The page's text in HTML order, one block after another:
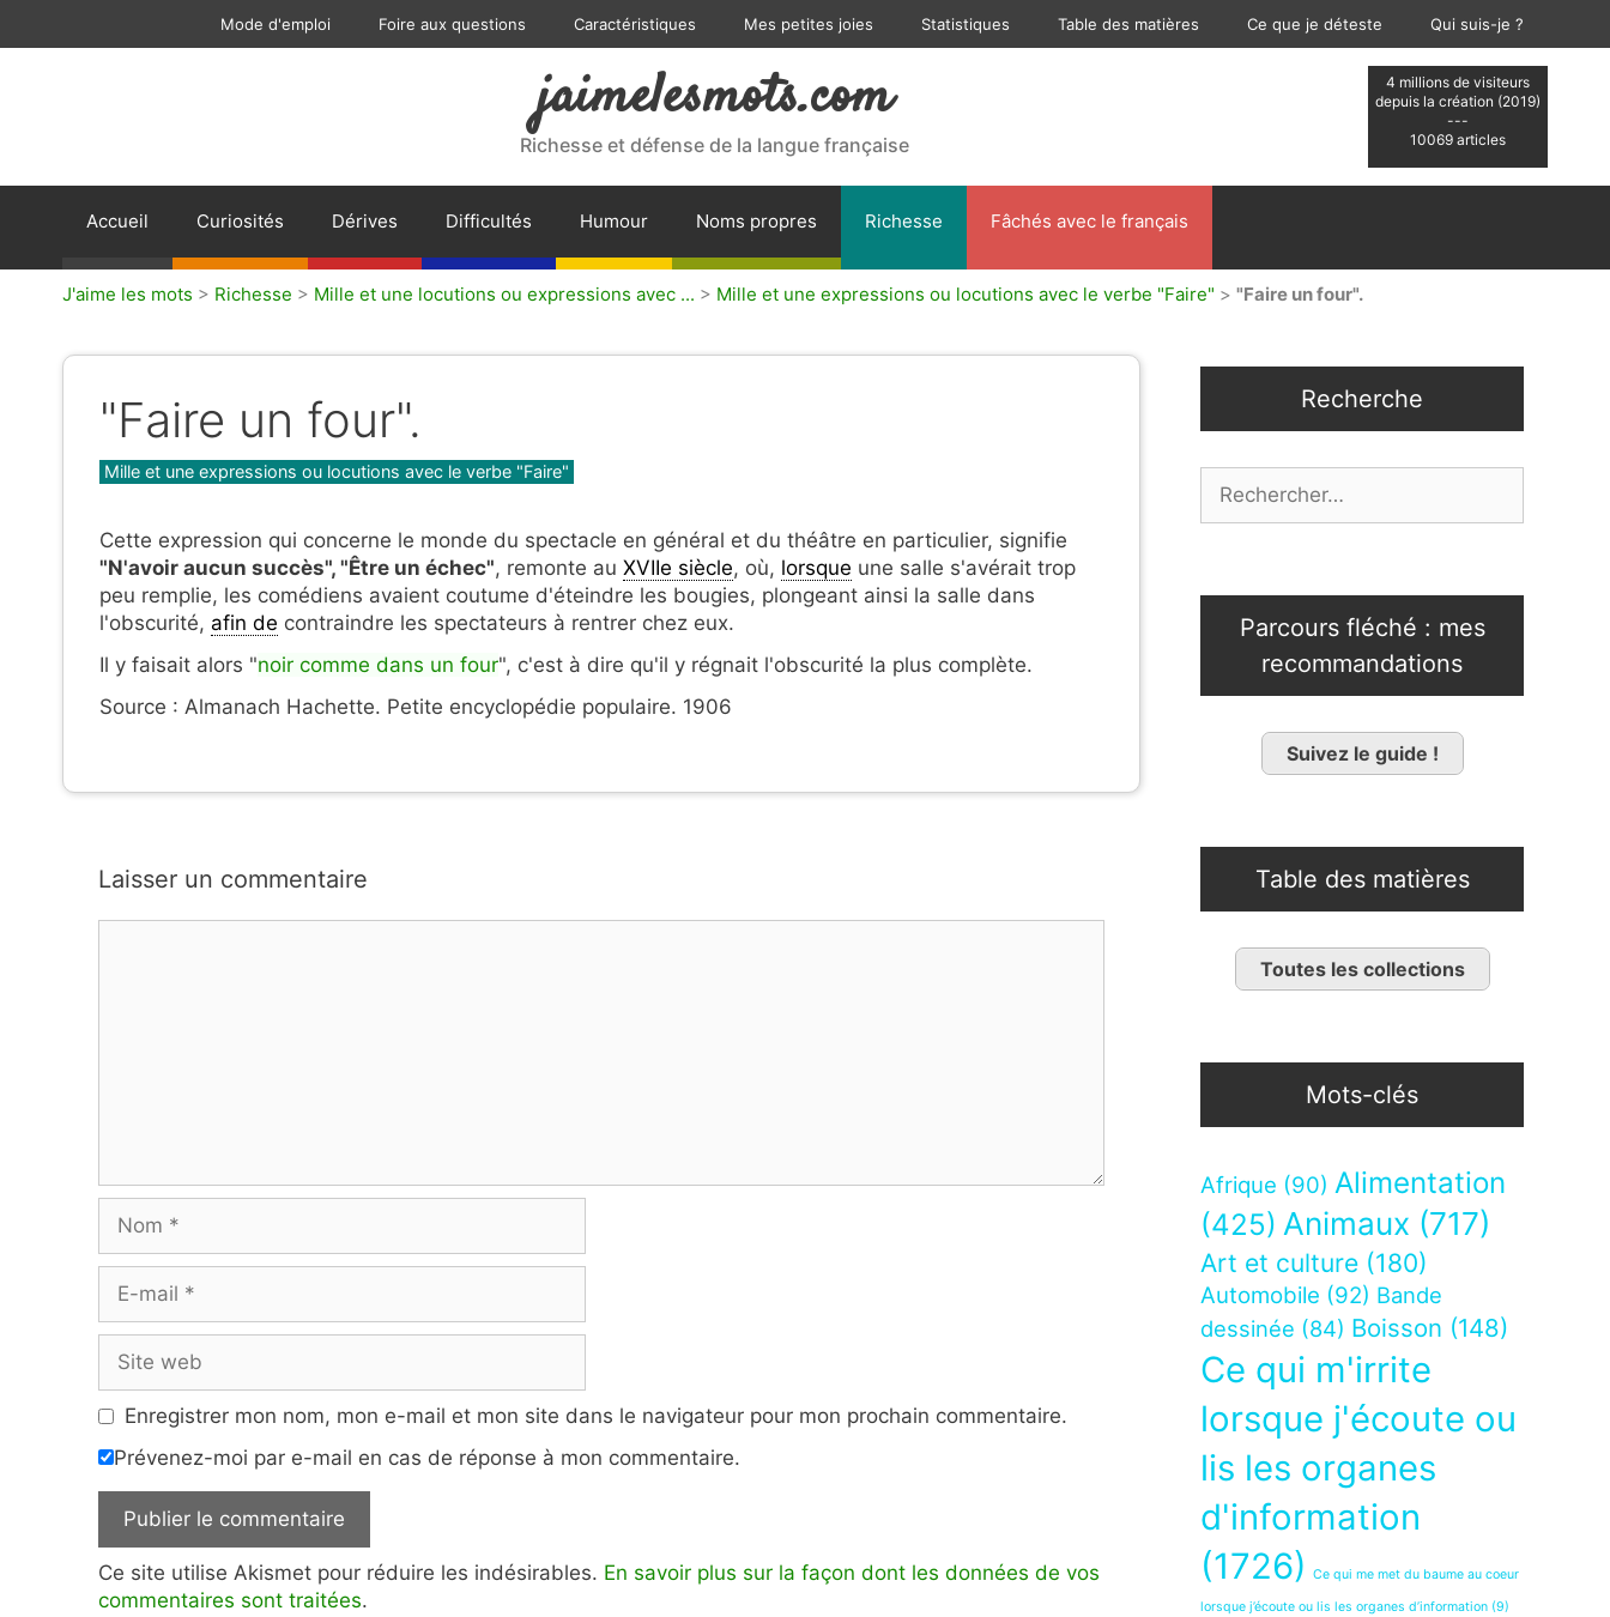
Mode d'emploi Foire aux questions Caractéristiques Mes petites joies Statistiques Table des matières Ce que je déteste Qui suis-je ?
4 millions de visiteurs
depuis la création (2019)
---
10069 articles
jaimelesmots.com
Richesse et défense de la langue française
Accueil Curiosités Dérives Difficultés Humour Noms propres Richesse Fâchés avec le français
J'aime les mots > Richesse > Mille et une locutions ou expressions avec ... > Mille et une expressions ou locutions avec le verbe "Faire" > "Faire un four".
"Faire un four".
Catégories
Mille et une expressions ou locutions avec le verbe "Faire"
Cette expression qui concerne le monde du spectacle en général et du théâtre en particulier, signifie
"N'avoir aucun succès", "Être un échec", remonte au XVIIe siècle, où, lorsque une salle s'avérait trop
peu remplie, les comédiens avaient coutume d'éteindre les bougies, plongeant ainsi la salle dans
l'obscurité, afin de contraindre les spectateurs à rentrer chez eux.
Il y faisait alors "noir comme dans un four", c'est à dire qu'il y régnait l'obscurité la plus complète.
Source : Almanach Hachette. Petite encyclopédie populaire. 1906
Laisser un commentaire
mail
web
Enregistrer mon nom, mon e-mail et mon site dans le navigateur pour mon prochain commentaire.
Prévenez-moi par e-mail en cas de réponse à mon commentaire.
Ce site utilise Akismet pour réduire les indésirables. En savoir plus sur la façon dont les données de vos
commentaires sont traitées.
Recherche
Parcours fléché : mes
recommandations
Suivez le guide !
Table des matières
Toutes les collections
Mots-clés
Afrique (90) Alimentation
(425) Animaux (717)
Art et culture (180)
Automobile (92) Bande
dessinée (84) Boisson (148)
Ce qui m'irrite
lorsque j'écoute ou
lis les organes
d'information
(1726)
Ce qui me met du baume au coeur
lorsque j’écoute ou lis les organes d’information (9)